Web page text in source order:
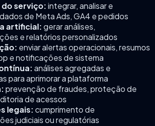
serviço:integrar, analisar e
de Meta Ads, GA4 e pedidos
artificial:gerar análises,
e relatórios personalizados
enviar alertas operacionais, resumos
e notificações de sistema
análises agregadas e
para aprimorar a plataforma
prevenção de fraudes, proteção de
de acessos
legais:cumprimento de
judiciais ou regulatórias